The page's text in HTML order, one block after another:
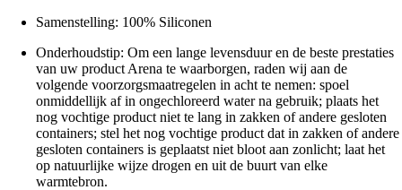
Samenstelling: 100% Siliconen
Onderhoudstip: Om een lange levensduur en de beste prestaties
van uw product Arena te waarborgen, raden wij aan de
volgende voorzorgsmaatregelen in acht te nemen: spoel
onmiddellijk af in ongechloreerd water na gebruik; plaats het
nog vochtige product niet te lang in zakken of andere gesloten
containers; stel het nog vochtige product dat in zakken of andere
gesloten containers is geplaatst niet bloot aan zonlicht; laat het
op natuurlijke wijze drogen en uit de buurt van elke
warmtebron.